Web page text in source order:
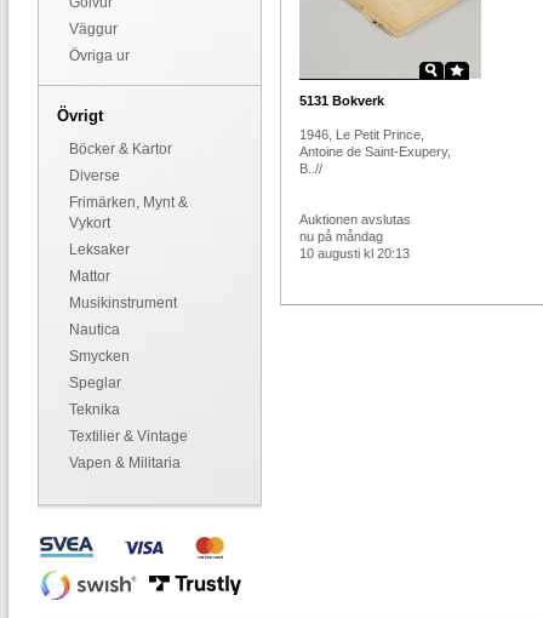
Väggur
Övriga ur
Övrigt
Böcker & Kartor
Diverse
Frimärken, Mynt &
Vykort
Leksaker
Mattor
Musikinstrument
Nautica
Smycken
Speglar
Teknika
Textilier & Vintage
Vapen & Militaria
5131 Bokverk
1946, Le Petit Prince,
Antoine de Saint-Exupery,
B..//
Auktionen avslutas
nu på måndag
10 augusti kl 20:13